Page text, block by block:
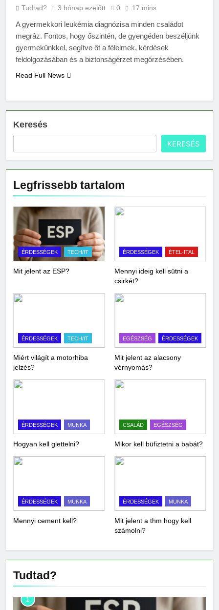
Miért fáj a váll?
Tudtad? 3 hónap ezelőtt 0 17 mins
A gyermekkori leukémia diagnózisa minden családot
megráz. Fontos, hogy őszintén, de gyengéden beszéljünk
gyermekünkkel, segítve őt a félelmek, kérdések
feldolgozásában és a biztonságérzet megőrzésében.
Read Full News
Keresés
KERESÉS
Legfrissebb tartalom
ÉRDESSÉGEK TECH/IT
Mit jelent az ESP?
ÉRDESSÉGEK ÉTEL-ITAL
Mennyi ideig kell sütni a
csirkét?
ÉRDESSÉGEK TECH/IT
Miért világít a motorhiba
jelzés?
EGÉSZSÉG ÉRDESSÉGEK
Mit jelent az alacsony
vérnyomás?
ÉRDESSÉGEK MUNKA
Hogyan kell glettelni?
CSALÁD EGÉSZSÉG
Mikor kell büfiztetni a babát?
ÉRDESSÉGEK MUNKA
Mennyi cement kell?
ÉRDESSÉGEK MUNKA
Mit jelent a thm hogy kell
számolni?
Tudtad?
1